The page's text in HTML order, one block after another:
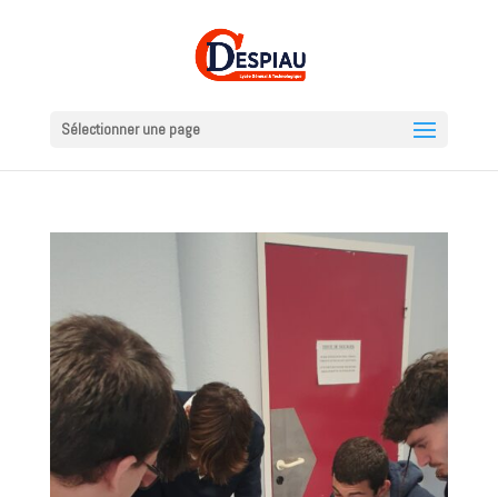
Sélectionner une page